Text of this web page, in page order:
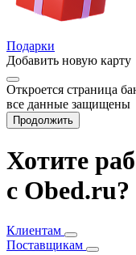
Подарки
Добавить новую карту
Откроется страница
все данные защищены
Продолжить
Хотите
с Obed.ru?
Клиентам
Поставщикам